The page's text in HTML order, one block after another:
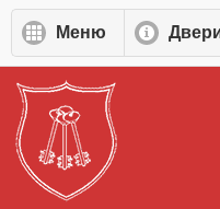
Перейти к основному
Меню